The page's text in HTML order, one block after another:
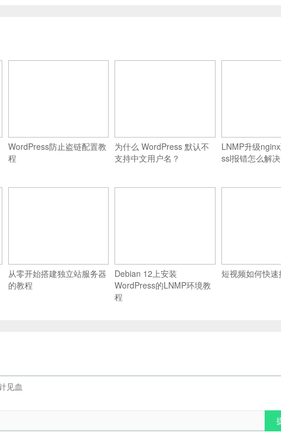
WordPress防止盗链配置教
程
为什么 WordPress 默认不
支持中文用户名？
LNMP升级
ssl报错怎么解决
从零开始搭建独立站服务器
的教程
Debian 12上安装
WordPress的LNMP环境教
程
短视频如何快速